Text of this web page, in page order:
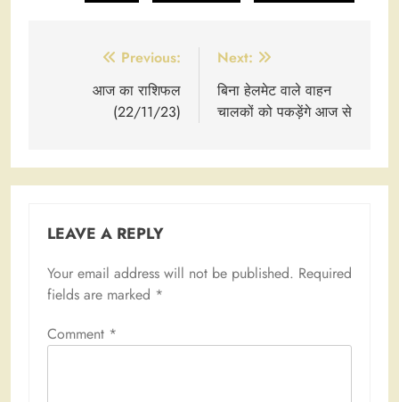
navigation
Previous:
आज का राशिफल
(22/11/23)
Next:
बिना हेलमेट वाले वाहन
चालकों को पकड़ेंगे आज से
LEAVE A REPLY
Your email address will not be published. Required
fields are marked *
Comment *